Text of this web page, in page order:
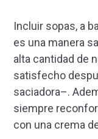
Incluir sopas, a
es una manera
alta cantidad de
satisfecho
saciadora–.
siempre
con una crema